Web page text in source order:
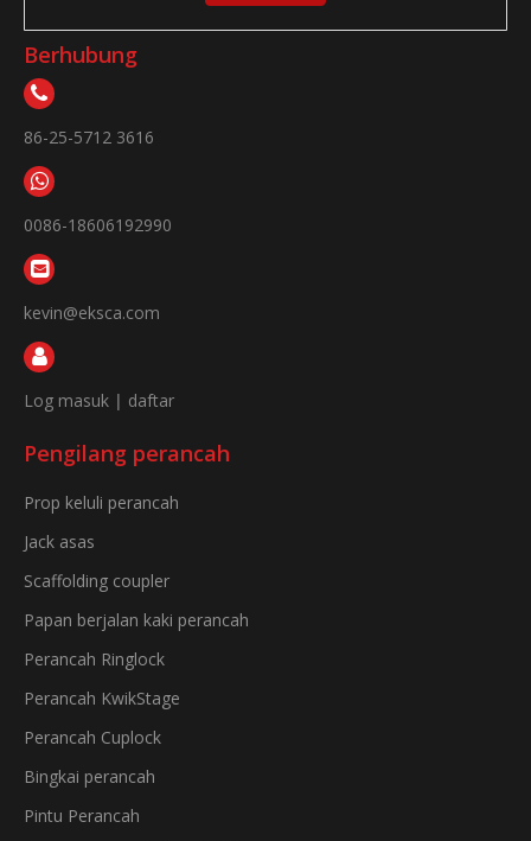
Berhubung
86-25-5712 3616
0086-18606192990
kevin@eksca.com
Log masuk | daftar
Pengilang perancah
Prop keluli perancah
Jack asas
Scaffolding coupler
Papan berjalan kaki perancah
Perancah Ringlock
Perancah KwikStage
Perancah Cuplock
Bingkai perancah
Pintu Perancah